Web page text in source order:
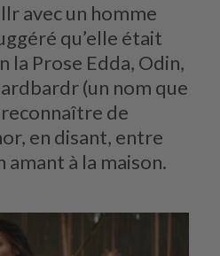
avec un homme
qu’elle était
la Prose Edda, Odin,
(un nom que
de
en disant, entre
amant à la maison.